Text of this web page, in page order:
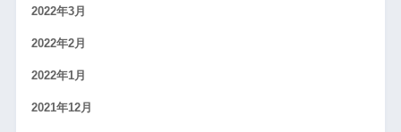
2022年3月
2022年2月
2022年1月
2021年12月